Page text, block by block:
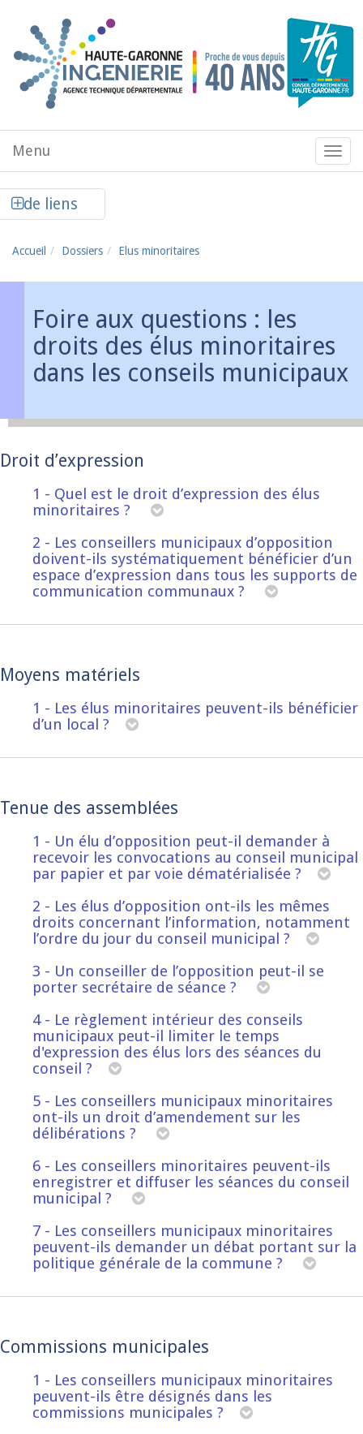
Menu
de
Menu
de liens
Accueil Dossiers Elus minoritaires
Foire aux questions : les
droits des élus minoritaires
dans les conseils municipaux
Droit d’expression
1 - Quel est le droit d’expression des élus
minoritaires ?
2 - Les conseillers municipaux d’opposition
doivent-ils systématiquement bénéficier d’un
espace d’expression dans tous les supports de
communication communaux ?
Moyens matériels
1 - Les élus minoritaires peuvent-ils bénéficier
d’un local ?
Tenue des assemblées
1 - Un élu d’opposition peut-il demander à
recevoir les convocations au conseil municipal
par papier et par voie dématérialisée ?
2 - Les élus d’opposition ont-ils les mêmes
droits concernant l’information, notamment
l’ordre du jour du conseil municipal ?
3 - Un conseiller de l’opposition peut-il se
porter secrétaire de séance ?
4 - Le règlement intérieur des conseils
municipaux peut-il limiter le temps
d'expression des élus lors des séances du
conseil ?
5 - Les conseillers municipaux minoritaires
ont-ils un droit d’amendement sur les
délibérations ?
6 - Les conseillers minoritaires peuvent-ils
enregistrer et diffuser les séances du conseil
municipal ?
7 - Les conseillers municipaux minoritaires
peuvent-ils demander un débat portant sur la
politique générale de la commune ?
Commissions municipales
1 - Les conseillers municipaux minoritaires
peuvent-ils être désignés dans les
commissions municipales ?